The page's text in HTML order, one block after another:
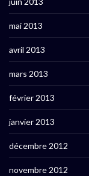
mai 2013
avril 2013
mars 2013
février 2013
janvier 2013
décembre 2012
novembre 2012